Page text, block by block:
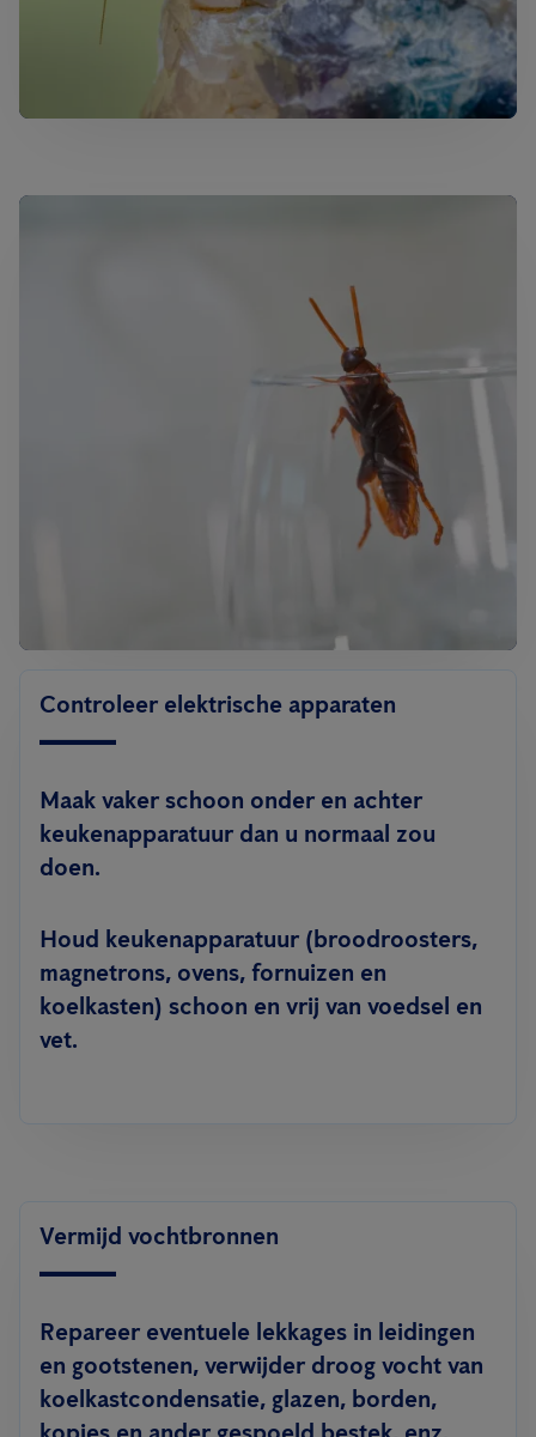
Controleer elektrische apparaten
Maak vaker schoon onder en achter
keukenapparatuur dan u normaal zou
doen.
Houd keukenapparatuur (broodroosters,
magnetrons, ovens, fornuizen en
koelkasten) schoon en vrij van voedsel en
vet.
Vermijd vochtbronnen
Repareer eventuele lekkages in leidingen
en gootstenen, verwijder droog vocht van
koelkastcondensatie, glazen, borden,